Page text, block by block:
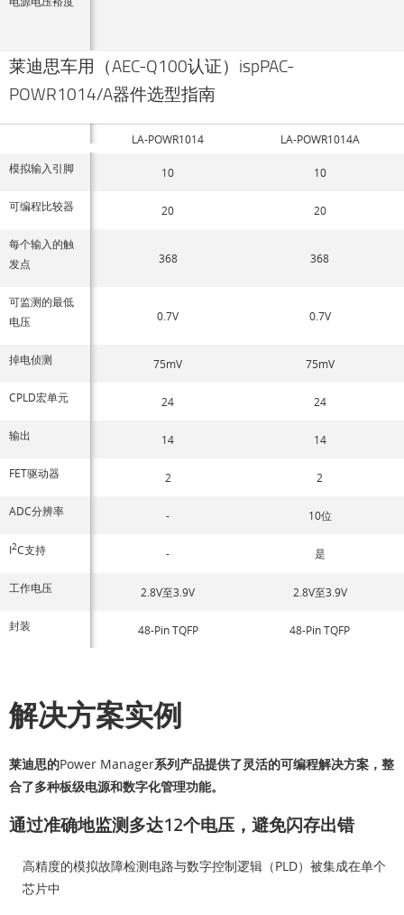
莱迪思车用（AEC-Q100认证）ispPAC-
POWR1014/A器件选型指南
LA-POWR1014
LA-POWR1014A
模拟输入引脚
10 10
可编程比较器 20 20
每个输入的触
发点
368 368
可监测的最低
电压
0.7V 0.7V
掉电侦测 75mV 75mV
CPLD宏单元 24 24
输出 14 14
FET驱动器 2 2
ADC分辨率 - 10位
I2C支持 - 是
工作电压 2.8V至3.9V 2.8V至3.9V
封装 48-Pin TQFP 48-Pin TQFP
解决方案实例
莱迪思的Power Manager系列产品提供了灵活的可编程解决方案，整
合了多种板级电源和数字化管理功能。
通过准确地监测多达12个电压，避免闪存出错
高精度的模拟故障检测电路与数字控制逻辑（PLD）被集成在单个
芯片中